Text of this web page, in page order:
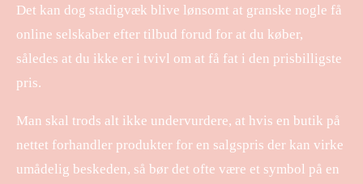
Det kan dog stadigvæk blive lønsomt at granske nogle få
online selskaber efter tilbud forud for at du køber,
således at du ikke er i tvivl om at få fat i den prisbilligste
pris.
Man skal trods alt ikke undervurdere, at hvis en butik på
nettet forhandler produkter for en salgspris der kan virke
umådelig beskeden, så bør det ofte være et symbol på en